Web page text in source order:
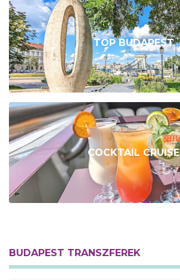
TOP BUDAPEST
COCKTAIL CRUISE
BUDAPEST TRANSZFEREK